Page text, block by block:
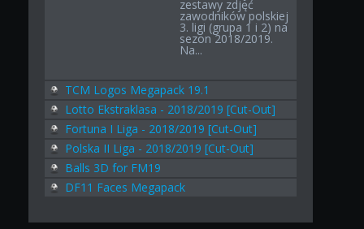
zestawy zdjęć
zawodników polskiej
3. ligi (grupa 1 i 2) na
sezon 2018/2019.
Na...
TCM Logos Megapack 19.1
Lotto Ekstraklasa - 2018/2019 [Cut-Out]
Fortuna I Liga - 2018/2019 [Cut-Out]
Polska II Liga - 2018/2019 [Cut-Out]
Balls 3D for FM19
DF11 Faces Megapack